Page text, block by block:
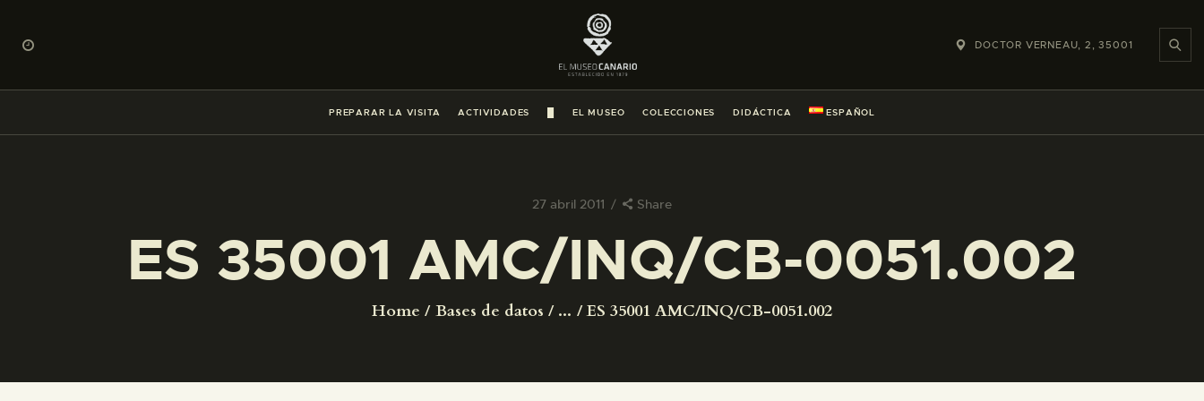
DOCTOR VERNEAU, 2, 35001
PREPARAR LA VISITA ACTIVIDADES EL MUSEO COLECCIONES DIDÁCTICA ESPAÑOL
27 abril 2011 Share
ES 35001 AMC/INQ/CB-0051.002
Home Bases de datos ... ES 35001 AMC/INQ/CB-0051.002
PREPARAR LA VISITA
ACTIVIDADES
█
COLECCIONES
DIDÁCTICA